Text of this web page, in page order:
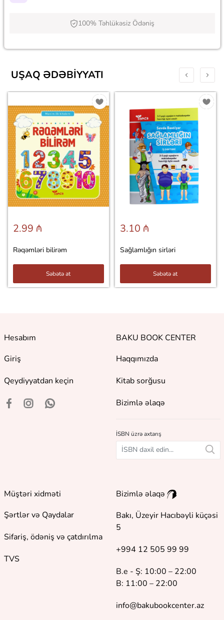
100% Təhlükəsiz Ödəniş
UŞAQ ƏDƏBIYYATI
2.99 ₼
Rəqəmləri bilirəm
Səbətə at
3.10 ₼
Sağlamlığın sirləri
Səbətə at
Hesabım
Giriş
Qeydiyyatdan keçin
BAKU BOOK CENTER
Haqqımızda
Kitab sorğusu
Bizimlə əlaqə
İSBN üzrə axtarış
Müştəri xidməti
Şərtlər və Qaydalar
Sifariş, ödəniş və çatdırılma
TVS
Bizimlə əlaqə
Bakı, Üzeyir Hacıbəyli küçəsi
5
+994 12 505 99 99
B.e - Ş: 10:00 – 22:00
B: 11:00 – 22:00
info@bakubookcenter.az